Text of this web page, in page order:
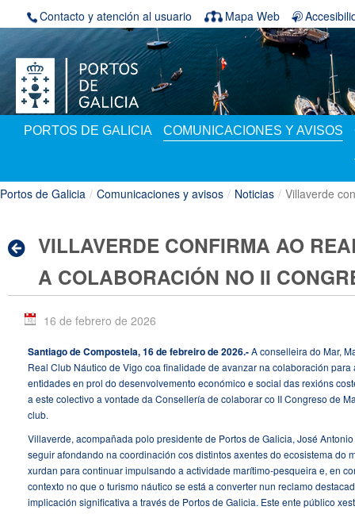
Saltar al contenido
Contacto y atención al usuario Mapa Web
PORTOS DE GALICIA COMUNICACIONES Y AVISOS
Portos de Galicia / Comunicaciones y avisos / Noticias / Villaverde
VILLAVERDE CONFIRMA AO
A COLABORACIÓN NO II
16 de febrero de 2026
Santiago de Compostela, 16 de febreiro de 2026.-A conselleira do Mar,
Real Club Náutico de Vigo coa finalidade de avanzar na colaboración
entidades en prol do desenvolvemento económico e social das rexións
a este colectivo a vontade da Consellería de colaborar co II Congreso de
club.
Villaverde, acompañada polo presidente de Portos de Galicia, José
seguir afondando na coordinación cos distintos axentes do ecosistema do
xurdan para continuar impulsando a actividade marítimo-pesqueira e, en
contexto no que o turismo náutico se está a converter nun reclamo
implicación significativa a través de Portos de Galicia. Este ente público